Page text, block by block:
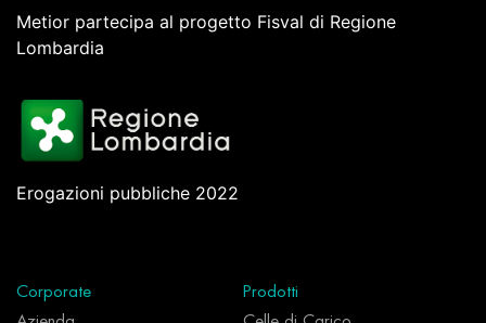
Metior partecipa al progetto Fisval di Regione
Lombardia
Erogazioni pubbliche 2022
Corporate
Prodotti